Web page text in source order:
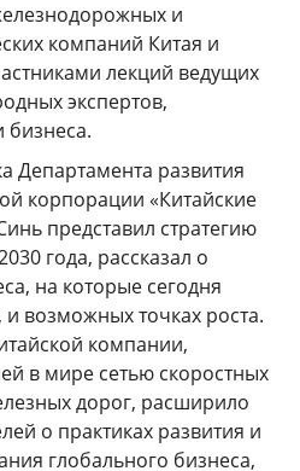
и
компаний Китая и
лекций ведущих
экспертов,
бизнеса.
Департамента развития
корпорации «Китайские
представил стратегию
года, рассказал о
на которые сегодня
возможных точках роста.
компании,
в мире сетью скоростных
дорог, расширило
о практиках развития и
глобального бизнеса,